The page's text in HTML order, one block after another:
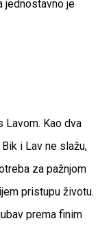
jednostavno je
Lavom. Kao dva
i Lav ne slažu,
za pažnjom
pristupu životu.
prema finim